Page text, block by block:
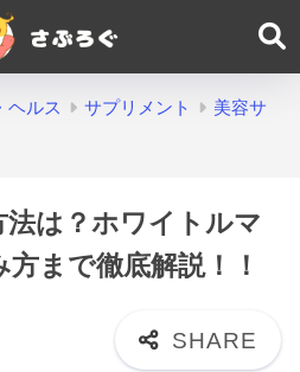
ヘルス サプリメント
美容サ
法は？ホワイトルマ
まで徹底解説！！